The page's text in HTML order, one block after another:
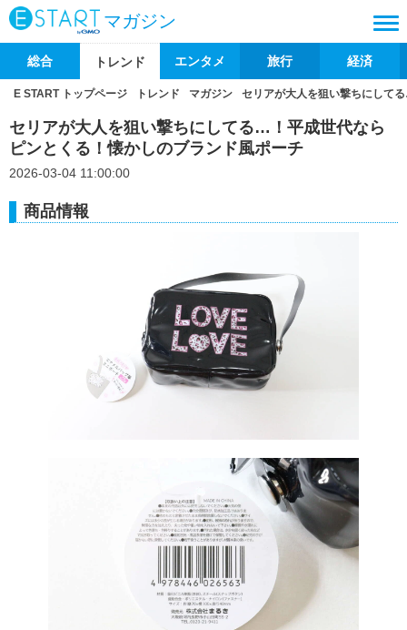
マガジン
総合 トレンド エンタメ 旅行 経済
E START トップページ トレンド マガジン セリアが大人を狙い撃ちにして
セリアが大人を狙い撃ちにしてる…！平成世代なら
ピンとくる！懐かしのブランド風ポーチ
2026-03-04 11:00:00
商品情報